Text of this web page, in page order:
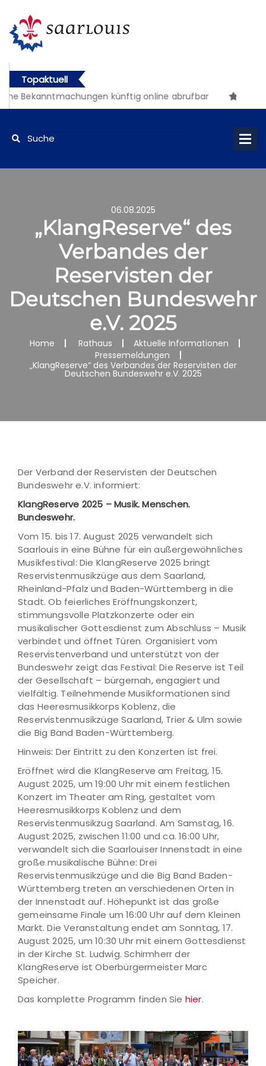
Topaktuell
Bekanntmachungen künftig online abrufbar
06.08.2025
„KlangReserve“ des
Verbandes der
Reservisten der
Deutschen Bundeswehr
e.V. 2025
Home Rathaus
Aktuelle Informationen
Pressemeldungen
„KlangReserve“ des Verbandes der Reservisten der
Deutschen Bundeswehr e.V. 2025
Der Verband der Reservisten der Deutschen
Bundeswehr e.V. informiert:
KlangReserve 2025 – Musik. Menschen.
Bundeswehr.
Vom 15. bis 17. August 2025 verwandelt sich
Saarlouis in eine Bühne für ein außergewöhnliches
Musikfestival: Die KlangReserve 2025 bringt
Reservistenmusikzüge aus dem Saarland,
Rheinland-Pfalz und Baden-Württemberg in die
Stadt. Ob feierliches Eröffnungskonzert,
stimmungsvolle Platzkonzerte oder ein
musikalischer Gottesdienst zum Abschluss – Musik
verbindet und öffnet Türen. Organisiert vom
Reservistenverband und unterstützt von der
Bundeswehr zeigt das Festival: Die Reserve ist Teil
der Gesellschaft – bürgernah, engagiert und
vielfältig. Teilnehmende Musikformationen sind
das Heeresmusikkorps Koblenz, die
Reservistenmusikzüge Saarland, Trier & Ulm sowie
die Big Band Baden-Württemberg.
Hinweis: Der Eintritt zu den Konzerten ist frei.
Eröffnet wird die KlangReserve am Freitag, 15.
August 2025, um 19:00 Uhr mit einem festlichen
Konzert im Theater am Ring, gestaltet vom
Heeresmusikkorps Koblenz und dem
Reservistenmusikzug Saarland. Am Samstag, 16.
August 2025, zwischen 11:00 und ca. 16:00 Uhr,
verwandelt sich die Saarlouiser Innenstadt in eine
große musikalische Bühne: Drei
Reservistenmusikzüge und die Big Band Baden-
Württemberg treten an verschiedenen Orten in
der Innenstadt auf. Höhepunkt ist das große
gemeinsame Finale um 16:00 Uhr auf dem Kleinen
Markt. Die Veranstaltung endet am Sonntag, 17.
August 2025, um 10:30 Uhr mit einem Gottesdienst
in der Kirche St. Ludwig. Schirmherr der
KlangReserve ist Oberbürgermeister Marc
Speicher.
Das komplette Programm finden Sie hier.